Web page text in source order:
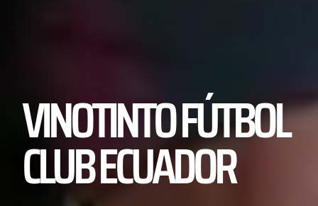
VINOTINTO FÚTBOL
CLUB ECUADOR